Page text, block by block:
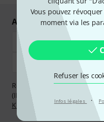
Vous pouvez
moment via les
Refuser les
Infos légales ·
Achetez et payez en
Réglez de manière sûre et
(IBAN/BIC), PayPal, Amazon
Klarna Payer en 3 foisou